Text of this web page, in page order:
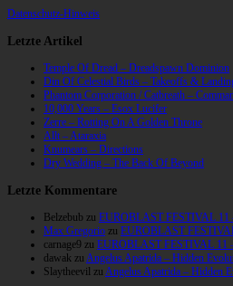
Datenschutz-Hinweis
Letzte Artikel
Temple Of Dread – Dreadspawn Dominion
Din Of Celestial Birds – Takeoffs &
Phantom Corporation / Catbreath –
10,000 Years – Esox Lucifer
Zerre – Rotting On A Golden Throne
Allt – Ataraxia
Knumears – Directions
Dry Wedding – The Back Of Beyond
Letzte Kommentare
Belzebub zu EUROBLAST FESTIVAL 11
Max Gregorio zu EUROBLAST
carnage9 zu EUROBLAST FESTIVAL 11
dawak zu Angelus Apatrida – Hidden
Slaytheevil zu Angelus Apatrida – Hidden